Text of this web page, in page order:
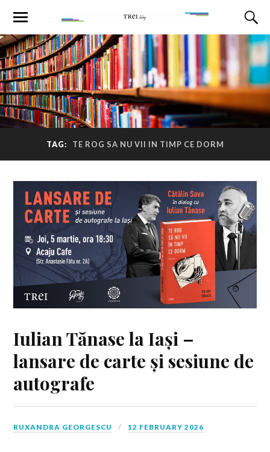
TAG: TE ROG SA NU VII IN TIMP CE DORM
Iulian Tănase la Iași –
lansare de carte și sesiune de
autografe
RUXANDRA GEORGESCU 12 FEBRUARY 2026